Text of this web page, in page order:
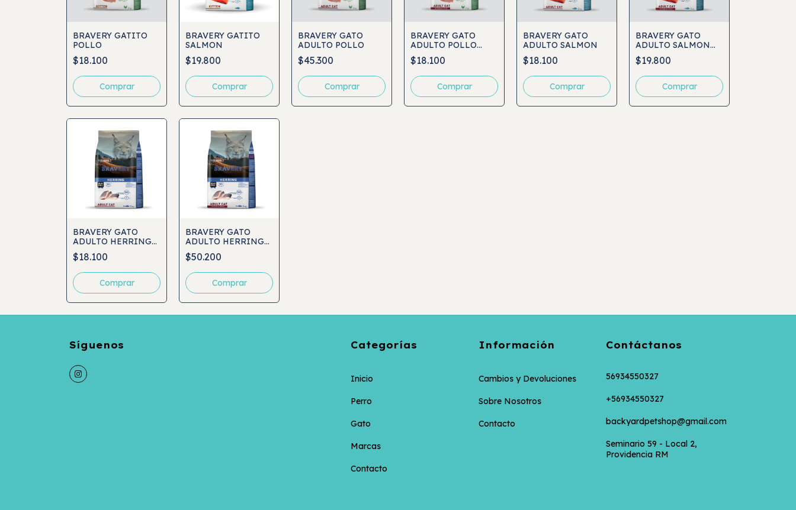
BRAVERY GATITO
POLLO
$18.100
Comprar
BRAVERY GATITO
SALMON
$19.800
Comprar
BRAVERY GATO
ADULTO POLLO
$45.300
Comprar
BRAVERY GATO
ADULTO POLLO
ESTERILIZADO
$18.100
Comprar
BRAVERY GATO
ADULTO SALMON
$18.100
Comprar
BRAVERY GATO
ADULTO SALMON
ESTERILIZADO
$19.800
Comprar
BRAVERY GATO
ADULTO HERRING
(ARENQUE)
$18.100
Comprar
BRAVERY GATO
ADULTO HERRING
(ARENQUE)
ESTERILIZADO
$50.200
Comprar
Categorías
Inicio
Perro
Gato
Marcas
Contacto
Información
Cambios y Devoluciones
Sobre Nosotros
Contacto
Contáctanos
56934550327
+56934550327
backyardpetshop@gmail.com
Seminario 59 - Local 2,
Providencia RM